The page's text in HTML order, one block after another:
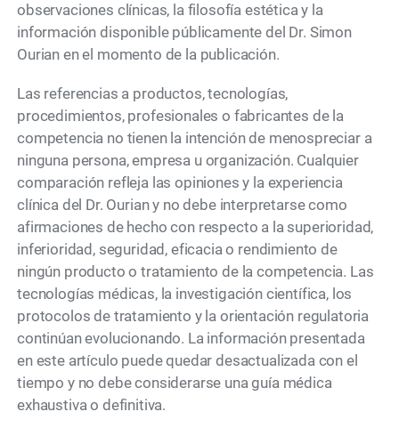
observaciones clínicas, la filosofía estética y la
información disponible públicamente del Dr. Simon
Ourian en el momento de la publicación.
Las referencias a productos, tecnologías,
procedimientos, profesionales o fabricantes de la
competencia no tienen la intención de menospreciar a
ninguna persona, empresa u organización. Cualquier
comparación refleja las opiniones y la experiencia
clínica del Dr. Ourian y no debe interpretarse como
afirmaciones de hecho con respecto a la superioridad,
inferioridad, seguridad, eficacia o rendimiento de
ningún producto o tratamiento de la competencia. Las
tecnologías médicas, la investigación científica, los
protocolos de tratamiento y la orientación regulatoria
continúan evolucionando. La información presentada
en este artículo puede quedar desactualizada con el
tiempo y no debe considerarse una guía médica
exhaustiva o definitiva.